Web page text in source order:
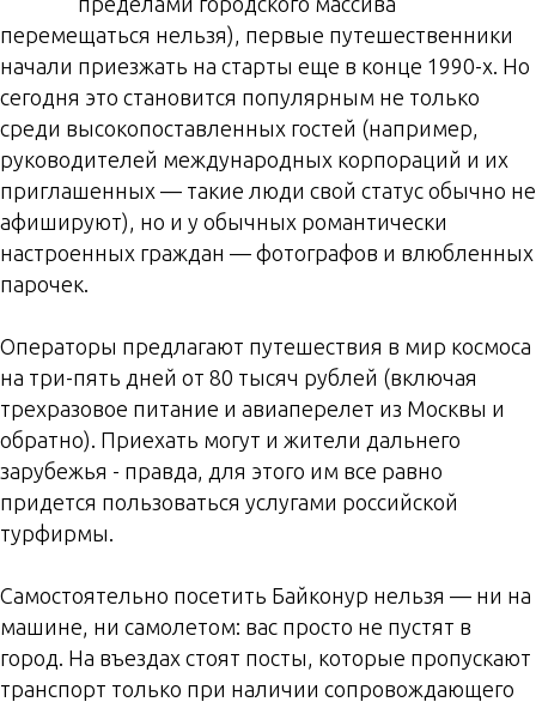
перемещаться нельзя), первые путешественники
начали приезжать на старты еще в конце 1990-х. Но
сегодня это становится популярным не только
среди высокопоставленных гостей (например,
руководителей международных корпораций и их
приглашенных — такие люди свой статус обычно не
афишируют), но и у обычных романтически
настроенных граждан — фотографов и влюбленных
парочек.
Операторы предлагают путешествия в мир космоса
на три-пять дней от 80 тысяч рублей (включая
трехразовое питание и авиаперелет из Москвы и
обратно). Приехать могут и жители дальнего
зарубежья - правда, для этого им все равно
придется пользоваться услугами российской
турфирмы.
Самостоятельно посетить Байконур нельзя — ни на
машине, ни самолетом: вас просто не пустят в
город. На въездах стоят посты, которые пропускают
транспорт только при наличии сопровождающего